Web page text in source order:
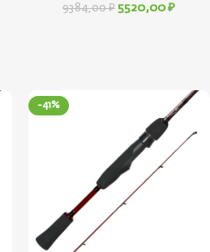
9384,00₽ 5520,00₽
-41%